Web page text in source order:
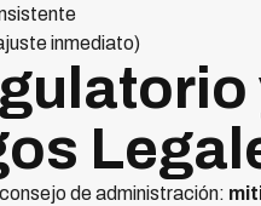
inmediato)
de administración: